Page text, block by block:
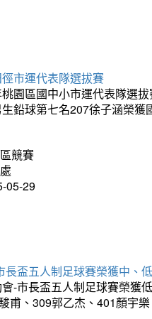
市運代表隊選拔賽
園區國中小市運代表隊選
鉛球第七名207徐子涵榮獲
競賽
05-29
長盃五人制足球賽榮獲中、
-市長盃五人制足球賽榮獲
甫、309郭乙杰、401顏宇